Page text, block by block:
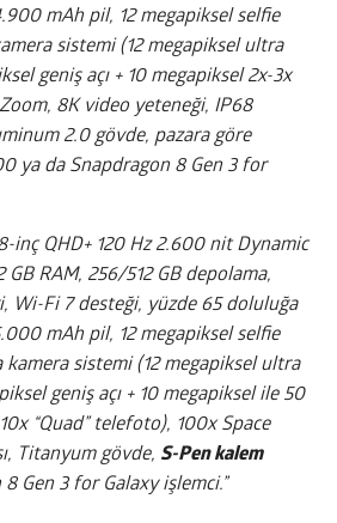
mAh pil, 12 megapiksel selfie
sistemi (12 megapiksel ultra
geniş açı + 10 megapiksel 2x-3x
8K video yeteneği, IP68
2.0 gövde, pazara göre
ya da Snapdragon 8 Gen 3 for
inç QHD+ 120 Hz 2.600 nit Dynamic
GB RAM, 256/512 GB depolama,
Wi-Fi 7 desteği, yüzde 65 doluluğa
mAh pil, 12 megapiksel selfie
kamera sistemi (12 megapiksel ultra
geniş açı + 10 megapiksel ile 50
“Quad” telefoto), 100x Space
Titanyum gövde, S-Pen kalem
Gen 3 for Galaxy işlemci.”